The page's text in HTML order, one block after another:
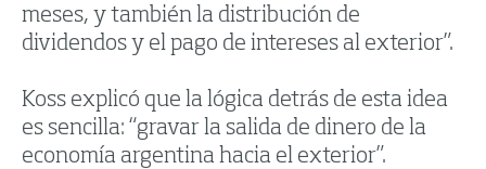
meses, y también la distribución de
dividendos y el pago de intereses al exterior”.
Koss explicó que la lógica detrás de esta idea
es sencilla: “gravar la salida de dinero de la
economía argentina hacia el exterior”.